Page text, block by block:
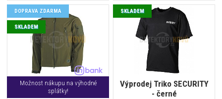
Možnost nákupu na výhodné
splátky!
DOPRAVA ZDARMA
SKLADEM
Výprodej Triko SECURITY
- černé
SKLADEM